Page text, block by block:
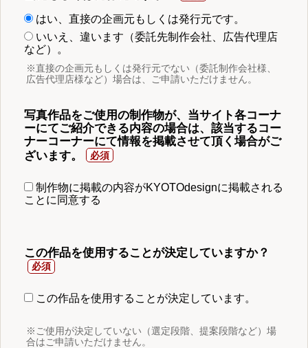
はい、直接の企画元もしくは発行元です。
いいえ、違います（委託先制作会社、広告代理店
など）。
※直接の企画元もしくは発行元でない（委託制作会社様、
広告代理店様など）場合は、ご申請いただけません。
写真作品をご使用の制作物が、当サイト各コーナ
ーにてご紹介できる内容の場合は、該当するコー
ナーコーナーにて情報を掲載させて頂く場合がご
ざいます。
制作物に掲載の内容がKYOTOdesignに掲載される
ことに同意する
この作品を使用することが決定していますか？
この作品を使用することが決定しています。
※ご使用が決定していない（選定段階、提案段階など）場
合はご申請いただけません。